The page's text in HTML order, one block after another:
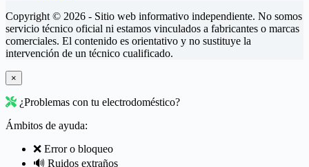
Copyright © 2026 - Sitio web informativo independiente. No somos
servicio técnico oficial ni estamos vinculados a fabricantes o marcas
comerciales. El contenido es orientativo y no sustituye la
intervención de un técnico cualificado.
×
¿Problemas con tu electrodoméstico?
Ámbitos de ayuda:
❌ Error o bloqueo
🔊 Ruidos extraños